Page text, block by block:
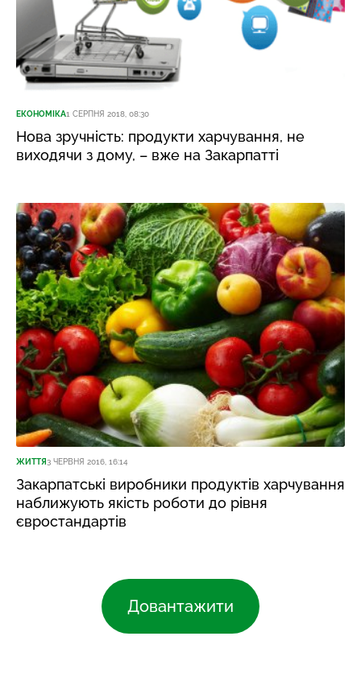
ЕКОНОМІКА1 СЕРПНЯ 2018, 08:30
Нова зручність: продукти харчування, не
виходячи з дому, – вже на Закарпатті
ЖИТТЯ3 ЧЕРВНЯ 2016, 16:14
Закарпатські виробники продуктів харчування
наближують якість роботи до рівня
євростандартів
Довантажити